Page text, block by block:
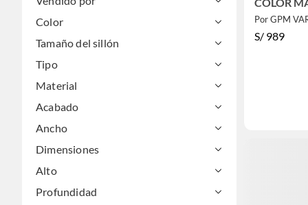
Color
Tamaño del sillón
Tipo
Material
Acabado
Ancho
Dimensiones
Alto
Profundidad
S/ 989